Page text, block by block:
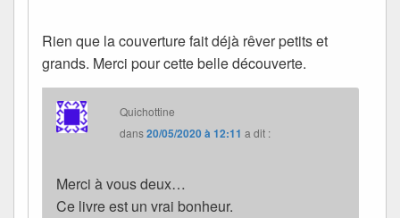
Rien que la couverture fait déjà rêver petits et
grands. Merci pour cette belle découverte.
Quichottine
dans20/05/2020 à 12:11 a dit :
Merci à vous deux…
Ce livre est un vrai bonheur.